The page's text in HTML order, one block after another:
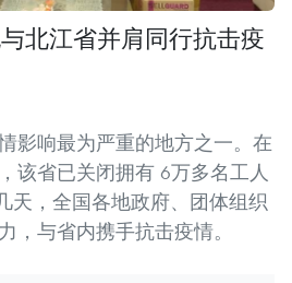
北江省并肩同行抗击疫
影响最为严重的地方之一。在
该省已关闭拥有 6万多名工人
天，全国各地政府、团体组织
，与省内携手抗击疫情。